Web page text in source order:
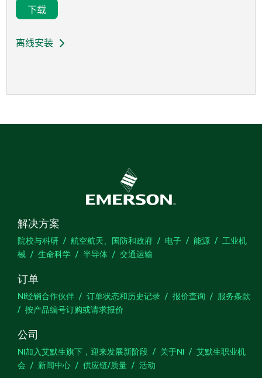
下载
离线安装
解决方案
院校与科研 航空航天、国防和政府 电子 能源
工业机
械
生命科学 半导体 交通运输
订单
NI经销合作伙伴 订单状态和历史记录 报价查询
服务条款
按产品编号订购或请求报价
公司
NI加入艾默生旗下，迎来发展新阶段 关于NI
艾默生职业机
会
新闻中心 供应链/质量 活动